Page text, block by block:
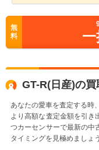
無
料
GT-R(日産)の
あなたの愛車を査定する時
より高額な査定金額を引き
つカーセンサーで最新の中
タイミングを見極めましょう